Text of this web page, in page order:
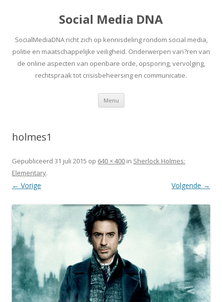
Social Media DNA
SocialMediaDNA richt zich op kennisdeling rondom social media,
politie en maatschappelijke veiligheid. Onderwerpen vari?ren van
de online aspecten van openbare orde, opsporing, vervolging,
rechtspraak tot crisisbeheersing en communicatie.
Menu Spring
inhoud
holmes1
Gepubliceerd 31 juli 2015 op 640 × 400 in Sherlock Holmes:
Elementary.
← Vorige Volgende →